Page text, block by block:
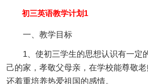
初三英语教学计划1
一、教学目标
1、使初三学生的思想认识有一定
己的家，孝敬父母亲，在学校能尊敬老
还着重培养热爱祖国的感情。